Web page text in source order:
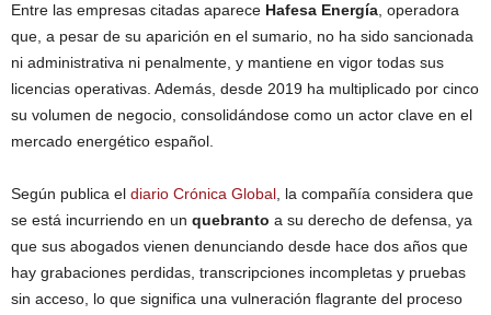
Entre las empresas citadas aparece Hafesa Energía, operadora
que, a pesar de su aparición en el sumario, no ha sido sancionada
ni administrativa ni penalmente, y mantiene en vigor todas sus
licencias operativas. Además, desde 2019 ha multiplicado por cinco
su volumen de negocio, consolidándose como un actor clave en el
mercado energético español.
Según publica el diario Crónica Global, la compañía considera que
se está incurriendo en un quebranto a su derecho de defensa, ya
que sus abogados vienen denunciando desde hace dos años que
hay grabaciones perdidas, transcripciones incompletas y pruebas
sin acceso, lo que significa una vulneración flagrante del proceso